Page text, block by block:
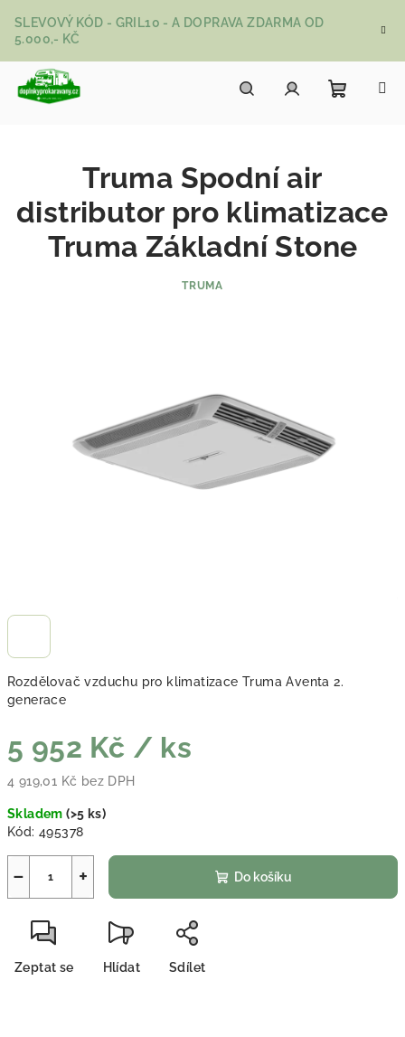
SLEVOVÝ KÓD - GRIL10 - A DOPRAVA ZDARMA OD
5.000,- KČ
Rozdělovač vzduchu pro klimatizace Truma Aventa 2.
generace
5 952 Kč / ks
4 919,01 Kč bez DPH
Skladem(>5 ks)
Kód: 495378
+
− Do košíku
Zeptat se Hlídat Sdílet
Truma Spodní air
distributor pro klimatizace
Truma Základní Stone
TRUMA